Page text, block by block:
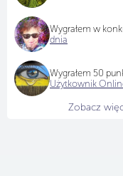
Wygrałem w
dnia
Wygrałem 50
Użytkownik
Zobacz